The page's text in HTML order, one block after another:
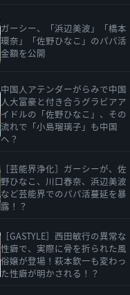
ガーシー、「浜辺美波」「橋本
環奈」「佐野ひなこ」のパパ活
金額を公開
中国人アテンダーがらみで中国
人大富豪と付き合うグラビアア
イドルの「佐野ひなこ」、その
流れで「小島瑠璃子」も中国
へ？
［芸能界浄化］ガーシーが、佐
野ひなこ、川口春奈、浜辺美波
など芸能界でのパパ活蔓延を暴
露！？
［GASTYLE］西田敏行の異常な
性癖で、実際に骨を折られた風
俗嬢が登場！萩本欽一も変わっ
た性癖が明かされる！？